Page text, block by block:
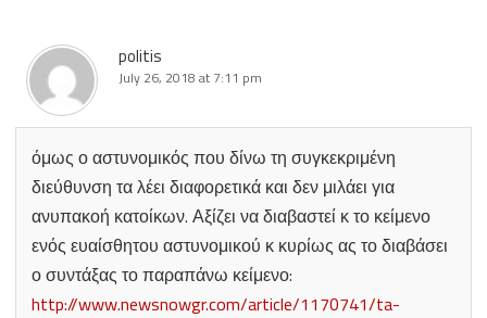
politis
July 26, 2018 at 7:11 pm
όμως ο αστυνομικός που δίνω τη συγκεκριμένη
διεύθυνση τα λέει διαφορετικά και δεν μιλάει για
ανυπακοή κατοίκων. Αξίζει να διαβαστεί κ το κείμενο
ενός ευαίσθητου αστυνομικού κ κυρίως ας το διαβάσει
ο συντάξας το παραπάνω κείμενο:
http://www.newsnowgr.com/article/1170741/ta-